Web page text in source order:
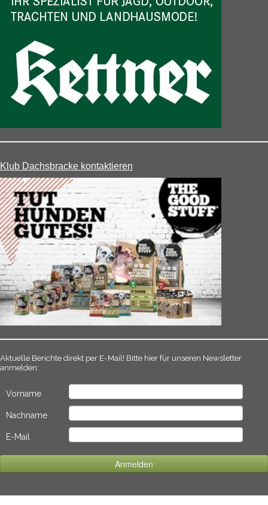
Klub Dachsbracke kontaktieren
Aktuelle Berichte direkt per E-Mail! Bitte hier für unseren Newsletter
anmelden:
Vorname
Nachname
E-Mail